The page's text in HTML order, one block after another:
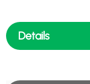
Details